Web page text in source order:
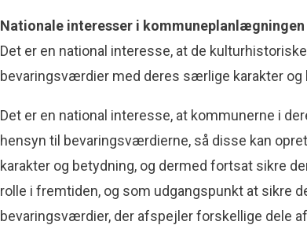
Nationale interesser i kommuneplanlægningen
Det er en national interesse, at de
bevaringsværdier med deres særlige karakter og
Det er en national interesse, at kommunerne i
hensyn til bevaringsværdierne, så disse kan
karakter og betyd­ning, og dermed fortsat sikre
rolle i fremtiden, og som udgangspunkt at sikre
bevaringsværdier, der afspejler forskellige dele